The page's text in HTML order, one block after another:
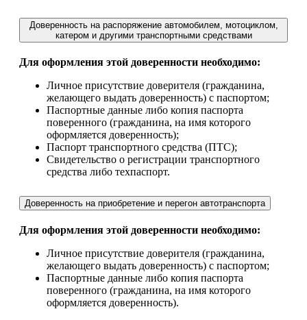
Доверенность на распоряжение автомобилем, мотоциклом,
катером и другими транспортными средствами
Для оформления этой доверенности необходимо:
Личное присутствие доверителя (гражданина,
желающего выдать доверенность) с паспортом;
Паспортные данные либо копия паспорта
поверенного (гражданина, на имя которого
оформляется доверенность);
Паспорт транспортного средства (ПТС);
Свидетельство о регистрации транспортного
средства либо техпаспорт.
Доверенность на приобретение и перегон автотранспорта
Для оформления этой доверенности необходимо:
Личное присутствие доверителя (гражданина,
желающего выдать доверенность) с паспортом;
Паспортные данные либо копия паспорта
поверенного (гражданина, на имя которого
оформляется доверенность).